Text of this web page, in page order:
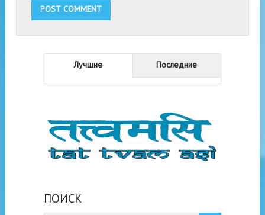
Лучшие Последние
ПОИСК